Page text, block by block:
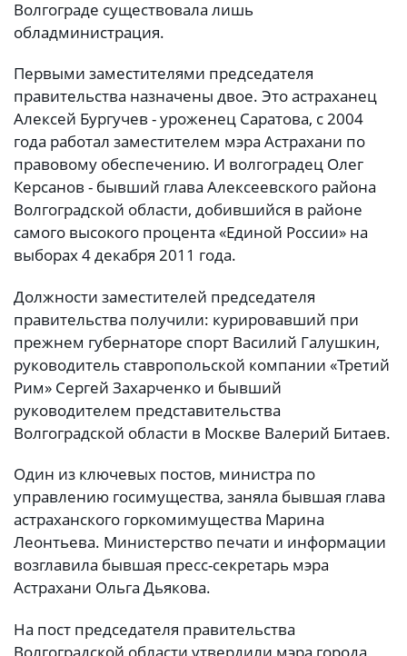
Волгограде существовала лишь
обладминистрация.
Первыми заместителями председателя
правительства назначены двое. Это астраханец
Алексей Бургучев - уроженец Саратова, с 2004
года работал заместителем мэра Астрахани по
правовому обеспечению. И волгоградец Олег
Керсанов - бывший глава Алексеевского района
Волгоградской области, добившийся в районе
самого высокого процента «Единой России» на
выборах 4 декабря 2011 года.
Должности заместителей председателя
правительства получили: курировавший при
прежнем губернаторе спорт Василий Галушкин,
руководитель ставропольской компании «Третий
Рим» Сергей Захарченко и бывший
руководителем представительства
Волгоградской области в Москве Валерий Битаев.
Один из ключевых постов, министра по
управлению госимущества, заняла бывшая глава
астраханского горкомимущества Марина
Леонтьева. Министерство печати и информации
возглавила бывшая пресс-секретарь мэра
Астрахани Ольга Дьякова.
На пост председателя правительства
Волгоградской области утвердили мэра города